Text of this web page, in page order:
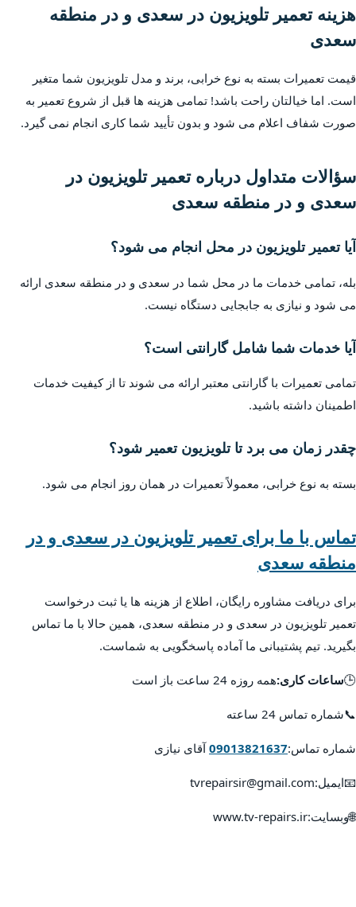
هزینه تعمیر تلویزیون در سعدی و در منطقه
سعدی
قیمت تعمیرات بسته به نوع خرابی، برند و مدل تلویزیون شما متغیر
است. اما خیالتان راحت باشد! تمامی هزینه ها قبل از شروع تعمیر به
صورت شفاف اعلام می شود و بدون تأیید شما کاری انجام نمی گیرد.
سؤالات متداول درباره تعمیر تلویزیون در
سعدی و در منطقه سعدی
آیا تعمیر تلویزیون در محل انجام می شود؟
بله، تمامی خدمات ما در محل شما در سعدی و در منطقه سعدی ارائه
می شود و نیازی به جابجایی دستگاه نیست.
آیا خدمات شما شامل گارانتی است؟
تمامی تعمیرات با گارانتی معتبر ارائه می شوند تا از کیفیت خدمات
اطمینان داشته باشید.
چقدر زمان می برد تا تلویزیون تعمیر شود؟
بسته به نوع خرابی، معمولاً تعمیرات در همان روز انجام می شود.
تماس با ما برای تعمیر تلویزیون در سعدی و در
منطقه سعدی
برای دریافت مشاوره رایگان، اطلاع از هزینه ها یا ثبت درخواست
تعمیر تلویزیون در سعدی و در منطقه سعدی، همین حالا با ما تماس
بگیرید. تیم پشتیبانی ما آماده پاسخگویی به شماست.
🕒ساعات کاری:همه روزه 24 ساعت باز است
📞شماره تماس 24 ساعته
شماره تماس:09013821637آقای نیازی
📧ایمیل:tvrepairsir@gmail.com
🌐وبسایت:www.tv-repairs.ir